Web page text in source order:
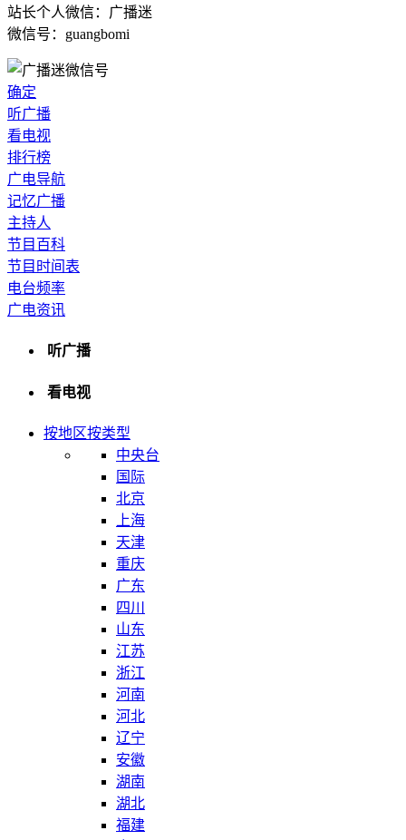
站长个人微信：广播迷
微信号：guangbomi
确定
听广播
看电视
排行榜
广电导航
记忆广播
主持人
节目百科
节目时间表
电台频率
广电资讯
听广播
看电视
按地区按类型
中央台
国际
北京
上海
天津
重庆
广东
四川
山东
江苏
浙江
河南
河北
辽宁
安徽
湖南
湖北
福建